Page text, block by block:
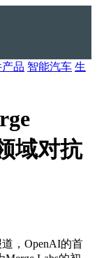
品 智能汽车 生
域对抗
，OpenAI的首